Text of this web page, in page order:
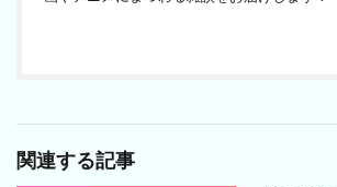
関連する記事